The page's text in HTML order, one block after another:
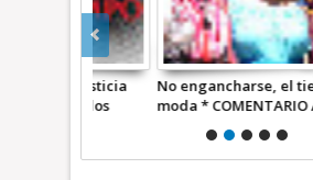
No engancharse, el tiempo
moda * COMENTARIO A